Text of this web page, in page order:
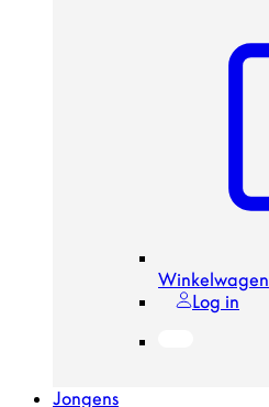
Winkelwagen
Log in
Jongens